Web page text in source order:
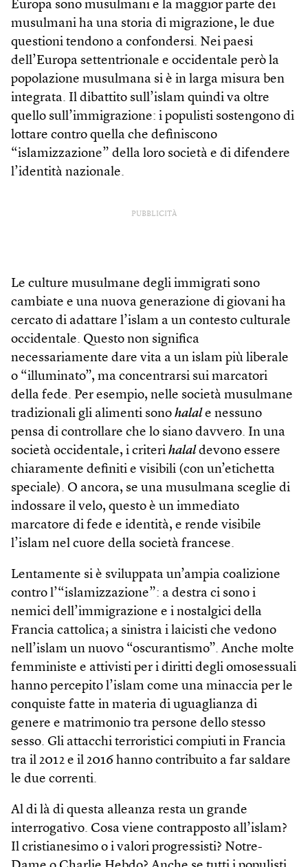
Europa sono musulmani e la maggior parte dei
musulmani ha una storia di migrazione, le due
questioni tendono a confondersi. Nei paesi
dell’Europa settentrionale e occidentale però la
popolazione musulmana si è in larga misura ben
integrata. Il dibattito sull’islam quindi va oltre
quello sull’immigrazione: i populisti sostengono di
lottare contro quella che definiscono
“islamizzazione” della loro società e di difendere
l’identità nazionale.
PUBBLICITÀ
Le culture musulmane degli immigrati sono
cambiate e una nuova generazione di giovani ha
cercato di adattare l’islam a un contesto culturale
occidentale. Questo non significa
necessariamente dare vita a un islam più liberale
o “illuminato”, ma concentrarsi sui marcatori
della fede. Per esempio, nelle società musulmane
tradizionali gli alimenti sono halal e nessuno
pensa di controllare che lo siano davvero. In una
società occidentale, i criteri halal devono essere
chiaramente definiti e visibili (con un’etichetta
speciale). O ancora, se una musulmana sceglie di
indossare il velo, questo è un immediato
marcatore di fede e identità, e rende visibile
l’islam nel cuore della società francese.
Lentamente si è sviluppata un’ampia coalizione
contro l’“islamizzazione”: a destra ci sono i
nemici dell’immigrazione e i nostalgici della
Francia cattolica; a sinistra i laicisti che vedono
nell’islam un nuovo “oscurantismo”. Anche molte
femministe e attivisti per i diritti degli omosessuali
hanno percepito l’islam come una minaccia per le
conquiste fatte in materia di uguaglianza di
genere e matrimonio tra persone dello stesso
sesso. Gli attacchi terroristici compiuti in Francia
tra il 2012 e il 2016 hanno contribuito a far saldare
le due correnti.
Al di là di questa alleanza resta un grande
interrogativo. Cosa viene contrapposto all’islam?
Il cristianesimo o i valori progressisti? Notre-